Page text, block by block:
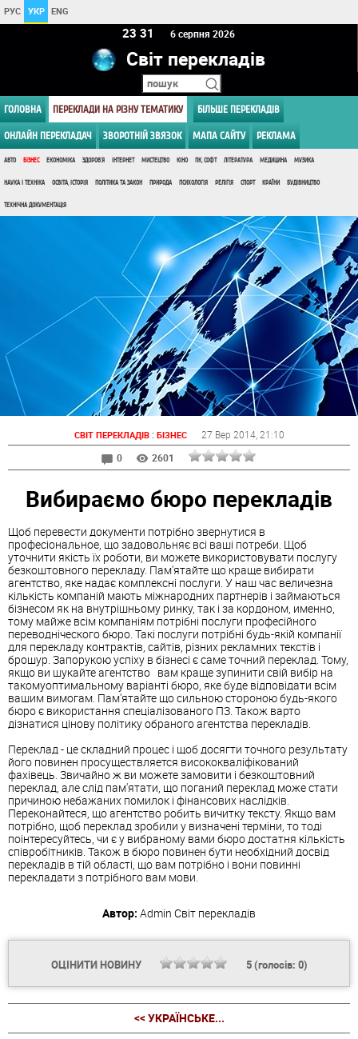
РУС УКР ENG
23:31 6 серпня 2026
Світ перекладів
ГОЛОВНА ПЕРЕКЛАДИ НА РІЗНУ ТЕМАТИКУ БІЛЬШЕ ПЕРЕКЛАДІВ
ОНЛАЙН ПЕРЕКЛАДАЧ ЗВОРОТНІЙ ЗВЯЗОК МАПА САЙТУ РЕКЛАМА
АВТО БІЗНЕС ЕКОНОМІКА ЗДОРОВ'Я ІНТЕРНЕТ МИСТЕЦТВО КІНО ПК, СОФТ ЛІТЕРАТУРА МЕДИЦИНА МУЗИКА
НАУКА І ТЕХНІКА ОСВІТА, ІСТОРІЯ ПОЛІТИКА ТА ЗАКОН ПРИРОДА ПСИХОЛОГІЯ РЕЛІГІЯ СПОРТ КРАЇНИ БУДІВНИЦТВО
ТЕХНІЧНА ДОКУМЕНТАЦІЯ
СВІТ ПЕРЕКЛАДІВ: БІЗНЕС 27 Вер 2014, 21:10
0
2601
Вибираємо бюро перекладів
Щоб перевести документи потрібно звернутися в
професіональное, що задовольняє всі ваші потреби. Щоб
уточнити якість їх роботи, ви можете використовувати послугу
безкоштовного перекладу. Пам'ятайте що краще вибирати
агентство, яке надає комплексні послуги. У наш час величезна
кількість компаній мають міжнародних партнерів і займаються
бізнесом як на внутрішньому ринку, так і за кордоном, именно,
тому майже всім компаніям потрібні послуги професійного
переводніческого бюро. Такі послуги потрібні будь-якій компанії
для перекладу контрактів, сайтів, різних рекламних текстів і
брошур. Запорукою успіху в бізнесі є саме точний переклад. Тому,
якщо ви шукайте агентство вам краще зупинити свій вибір на
такомуоптимальному варіанті бюро, яке буде відповідати всім
вашим вимогам. Пам'ятайте що сильною стороною будь-якого
бюро є використання спеціалізованого ПЗ. Також варто
дізнатися цінову політику обраного агентства перекладів.
Переклад - це складний процес і щоб досягти точного результату
його повинен просуществляется висококваліфікований
фахівець. Звичайно ж ви можете замовити і безкоштовний
переклад, але слід пам'ятати, що поганий переклад може стати
причиною небажаних помилок і фінансових наслідків.
Переконайтеся, що агентство робить вичитку тексту. Якщо вам
потрібно, щоб переклад зробили у визначені терміни, то тоді
поінтересуйтесь, чи є у вибраному вами бюро достатня кількість
співробітників. Також в бюро повинен бути необхідний досвід
перекладів в тій області, що вам потрібно і вони повинні
перекладати з потрібного вам мови.
Автор: Admin Світ перекладів
ОЦІНИТИ НОВИНУ 5(голосів: 0)
<< УКРАЇНСЬКЕ...